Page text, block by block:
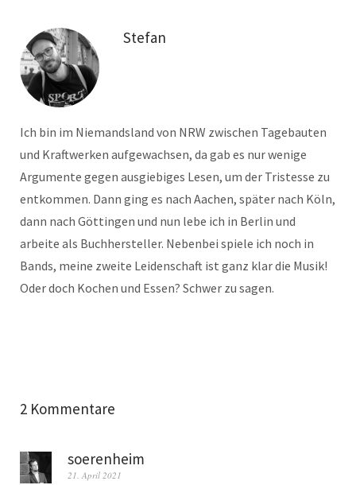
Stefan
Ich bin im Niemandsland von NRW zwischen Tagebauten
und Kraftwerken aufgewachsen, da gab es nur wenige
Argumente gegen ausgiebiges Lesen, um der Tristesse zu
entkommen. Dann ging es nach Aachen, später nach Köln,
dann nach Göttingen und nun lebe ich in Berlin und
arbeite als Buchhersteller. Nebenbei spiele ich noch in
Bands, meine zweite Leidenschaft ist ganz klar die Musik!
Oder doch Kochen und Essen? Schwer zu sagen.
2 Kommentare
soerenheim
21. April 2021